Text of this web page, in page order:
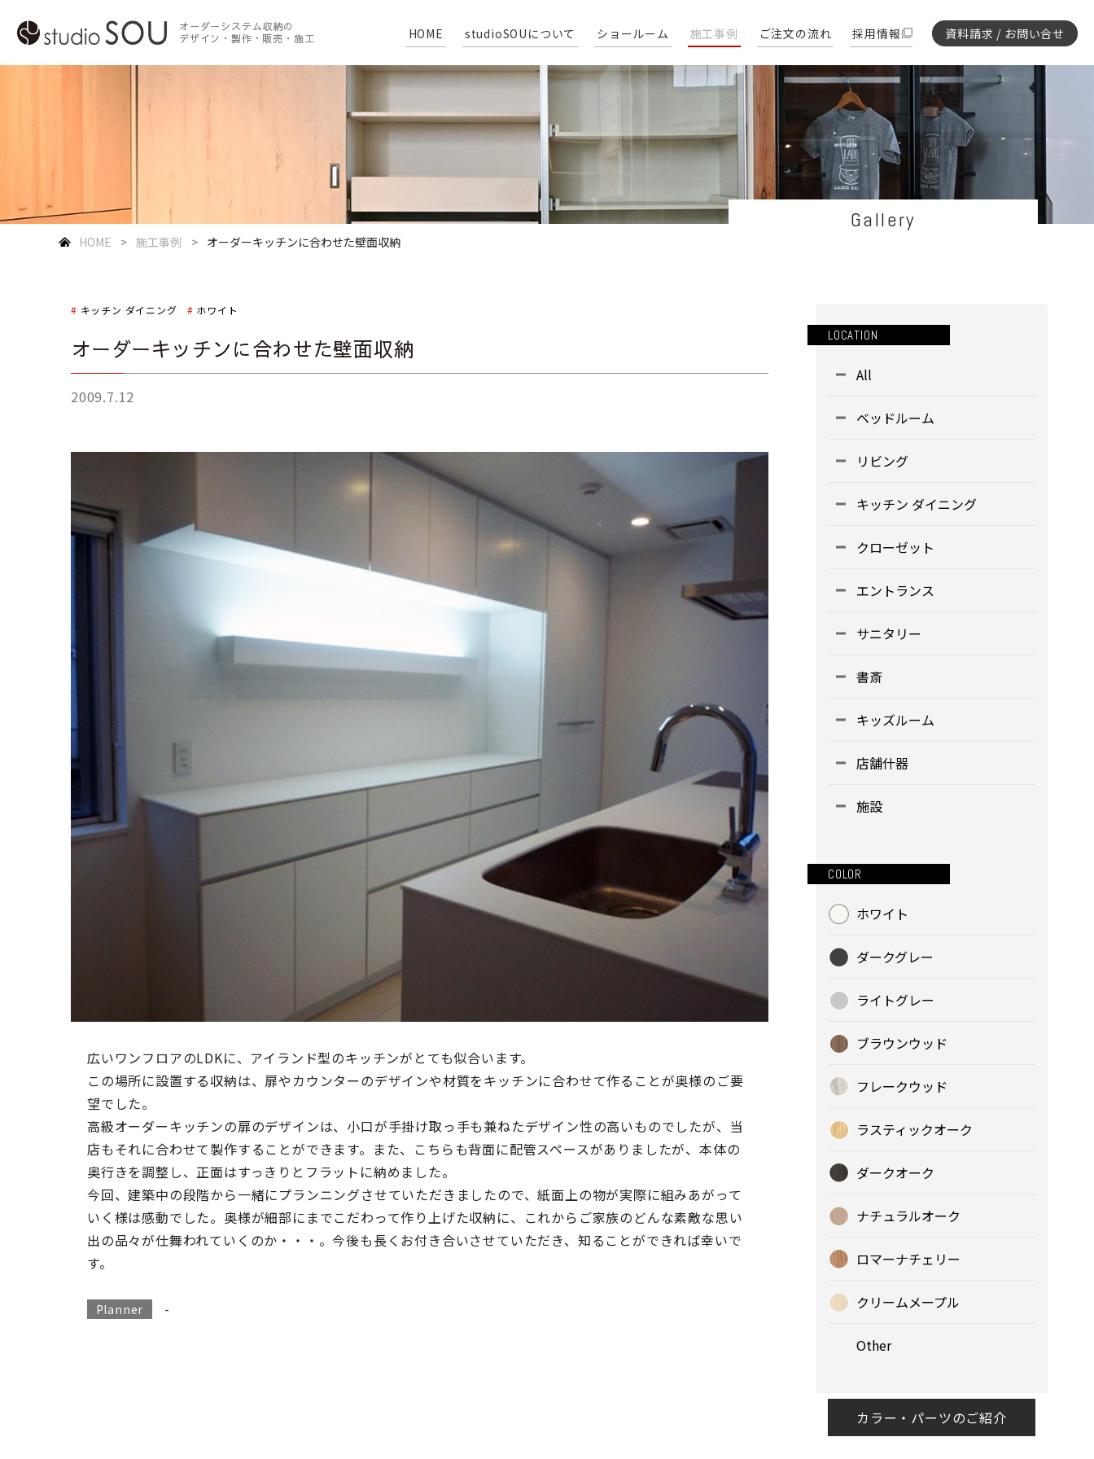
オーダーシステム収納の
デザイン・製作・販売・施工
HOME studioSOUについて ショールーム 施工事例 ご注文の流れ 採用情報 資料請求 / お問い合せ
Gallery
HOME 施工事例 オーダーキッチンに合わせた壁面収納
キッチン ダイニング ホワイト
オーダーキッチンに合わせた壁面収納
2009.7.12
広いワンフロアのLDKに、アイランド型のキッチンがとても似合います。
この場所に設置する収納は、扉やカウンターのデザインや材質をキッチンに合わせて作ることが奥様のご要
望でした。
高級オーダーキッチンの扉のデザインは、小口が手掛け取っ手も兼ねたデザイン性の高いものでしたが、当
店もそれに合わせて製作することができます。また、こちらも背面に配管スペースがありましたが、本体の
奥行きを調整し、正面はすっきりとフラットに納めました。
今回、建築中の段階から一緒にプランニングさせていただきましたので、紙面上の物が実際に組みあがって
いく様は感動でした。奥様が細部にまでこだわって作り上げた収納に、これからご家族のどんな素敵な思い
出の品々が仕舞われていくのか・・・。今後も長くお付き合いさせていただき、知ることができれば幸いで
す。
Planner -
LOCATION
All
ベッドルーム
リビング
キッチン ダイニング
クローゼット
エントランス
サニタリー
書斎
キッズルーム
店舗什器
施設
COLOR
ホワイト
ダークグレー
ライトグレー
ブラウンウッド
フレークウッド
ラスティックオーク
ダークオーク
ナチュラルオーク
ロマーナチェリー
クリームメープル
Other
カラー・パーツのご紹介